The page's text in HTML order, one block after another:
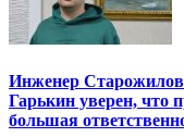
Инженер
Гарькин уверен, что
большая